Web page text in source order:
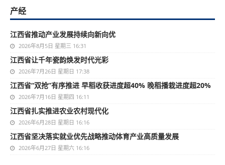
产经
江西省推动产业发展持续向新向优
2026年8月5日 星期三 16:31
江西省让千年瓷韵焕发时代光彩
2026年7月26日 星期日 17:38
江西省“双抢”有序推进 早稻收获进度超40% 晚稻播栽进度超20%
2026年7月16日 星期四 16:11
江西省扎实推进农业农村现代化
2026年6月28日 星期日 16:16
江西省坚决落实就业优先战略推动体育产业高质量发展
2026年6月27日 星期六 16:16